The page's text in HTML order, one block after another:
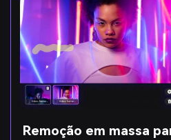
Remoção em massa